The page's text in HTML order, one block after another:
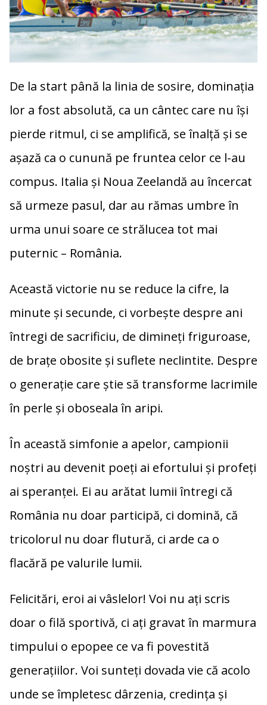
De la start până la linia de sosire, dominația
lor a fost absolută, ca un cântec care nu își
pierde ritmul, ci se amplifică, se înalță și se
așază ca o cunună pe fruntea celor ce l-au
compus. Italia și Noua Zeelandă au încercat
să urmeze pasul, dar au rămas umbre în
urma unui soare ce strălucea tot mai
puternic – România.
Această victorie nu se reduce la cifre, la
minute și secunde, ci vorbește despre ani
întregi de sacrificiu, de dimineți friguroase,
de brațe obosite și suflete neclintite. Despre
o generație care știe să transforme lacrimile
în perle și oboseala în aripi.
În această simfonie a apelor, campionii
noștri au devenit poeți ai efortului și profeți
ai speranței. Ei au arătat lumii întregi că
România nu doar participă, ci domină, că
tricolorul nu doar flutură, ci arde ca o
flacără pe valurile lumii.
Felicitări, eroi ai vâslelor! Voi nu ați scris
doar o filă sportivă, ci ați gravat în marmura
timpului o epopee ce va fi povestită
generațiilor. Voi sunteți dovada vie că acolo
unde se împletesc dârzenia, credința și